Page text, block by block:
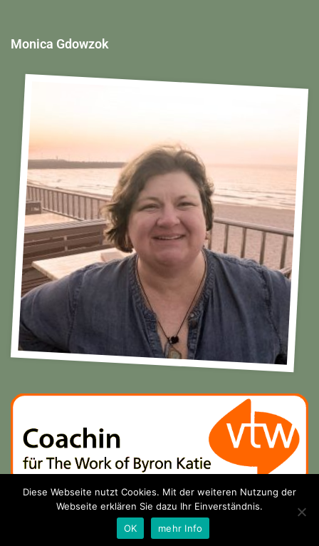
Monica Gdowzok
MONICA GDOWZOK 2026
Diese Webseite nutzt Cookies. Mit der weiteren Nutzung der
Webseite erklären Sie dazu Ihr Einverständnis.
OK
mehr Info